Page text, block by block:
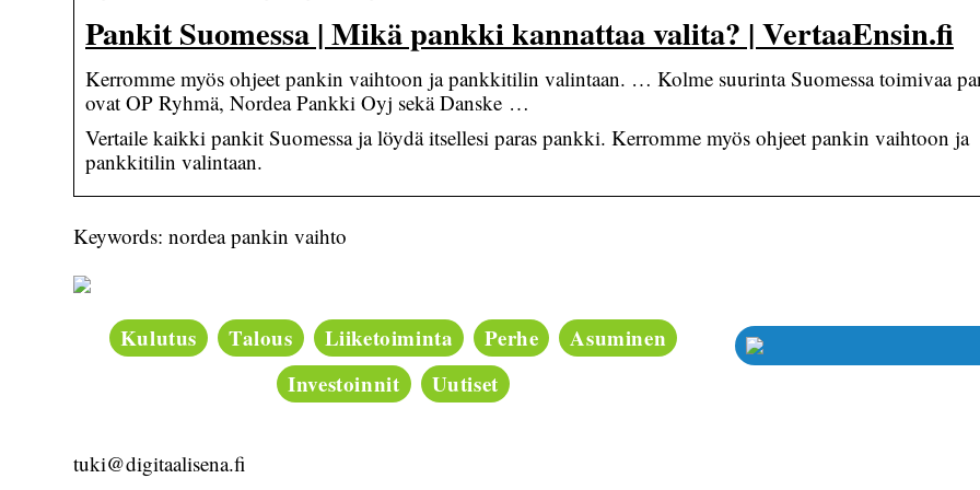
Pankit Suomessa | Mikä pankki kannattaa valita? | VertaaEnsin.fi
Kerromme myös ohjeet pankin vaihtoon ja pankkitilin valintaan. … Kolme suurinta Suomessa toimivaa
ovat OP Ryhmä, Nordea Pankki Oyj sekä Danske …
Vertaile kaikki pankit Suomessa ja löydä itsellesi paras pankki. Kerromme myös ohjeet pankin vaihtoon ja
pankkitilin valintaan.
Keywords: nordea pankin vaihto
Kulutus Talous Liiketoiminta Perhe
Asuminen
Investoinnit
Uutiset
tuki@digitaalisena.fi